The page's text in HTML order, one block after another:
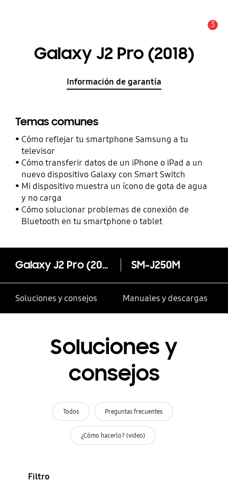
3
Galaxy J2 Pro (2018)
Información de garantía
Temas comunes
Cómo reflejar tu smartphone Samsung a tu
televisor
Cómo transferir datos de un iPhone o iPad a un
nuevo dispositivo Galaxy con Smart Switch
Mi dispositivo muestra un ícono de gota de agua
y no carga
Cómo solucionar problemas de conexión de
Bluetooth en tu smartphone o tablet
Galaxy J2 Pro (2018) SM-J250M
Soluciones y consejos Manuales y descargas
Soluciones y
consejos
Todos Preguntas frecuentes
¿Cómo hacerlo? (video)
Filtro